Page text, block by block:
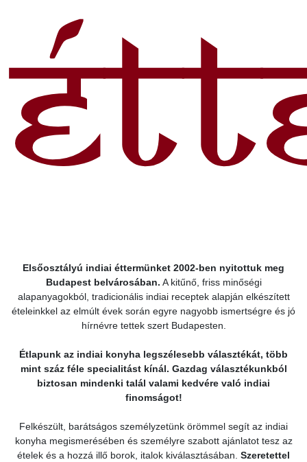
Elsőosztályú indiai éttermünket 2002-ben nyitottuk meg
Budapest belvárosában. A kitűnő, friss minőségi
alapanyagokból, tradicionális indiai receptek alapján elkészített
ételeinkkel az elmúlt évek során egyre nagyobb ismertségre és jó
hírnévre tettek szert Budapesten.
Étlapunk az indiai konyha legszélesebb választékát, több
mint száz féle specialitást kínál. Gazdag választékunkból
biztosan mindenki talál valami kedvére való indiai
finomságot!
Felkészült, barátságos személyzetünk örömmel segít az indiai
konyha megismerésében és személyre szabott ajánlatot tesz az
ételek és a hozzá illő borok, italok kiválasztásában. Szeretettel